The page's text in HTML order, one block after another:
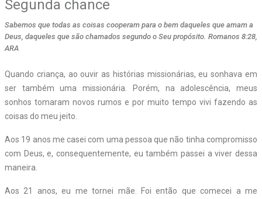
Segunda chance
Sabemos que todas as coisas cooperam para o bem daqueles que amam a
Deus, daqueles que são chamados segundo o Seu propósito. Romanos 8:28,
ARA
Quando criança, ao ouvir as histórias missionárias, eu sonhava em
ser também uma missionária. Porém, na adolescência, meus
sonhos tomaram novos rumos e por muito tempo vivi fazendo as
coisas do meu jeito.
Aos 19 anos me casei com uma pessoa que não tinha compromisso
com Deus, e, consequentemente, eu também passei a viver dessa
maneira.
Aos 21 anos, eu me tornei mãe. Foi então que comecei a me